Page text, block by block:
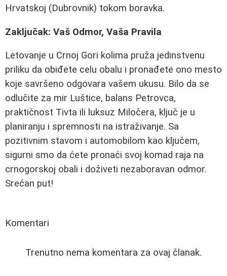
Hrvatskoj (Dubrovnik) tokom boravka.
Zaključak: Vaš Odmor, Vaša Pravila
Letovanje u Crnoj Gori kolima pruža jedinstvenu
priliku da obiđete celu obalu i pronađete ono mesto
koje savršeno odgovara vašem ukusu. Bilo da se
odlučite za mir Luštice, balans Petrovca,
praktičnost Tivta ili luksuz Miločera, ključ je u
planiranju i spremnosti na istraživanje. Sa
pozitivnim stavom i automobilom kao ključem,
sigurni smo da ćete pronaći svoj komad raja na
crnogorskoj obali i doživeti nezaboravan odmor.
Srećan put!
Komentari
Trenutno nema komentara za ovaj članak.